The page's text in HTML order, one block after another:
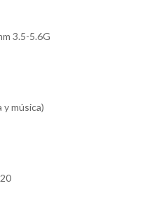
3.5-5.6G
y música)